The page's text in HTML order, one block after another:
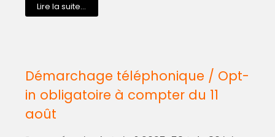
Lire la suite...
Démarchage téléphonique / Opt-
in obligatoire à compter du 11
août